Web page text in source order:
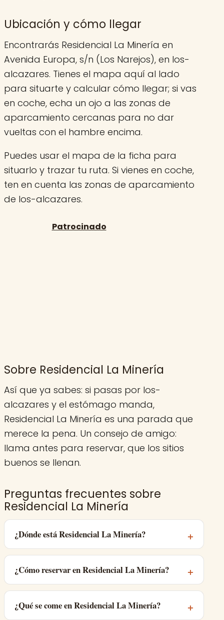
Ubicación y cómo llegar
Encontrarás Residencial La Minería en
Avenida Europa, s/n (Los Narejos), en los-
alcazares. Tienes el mapa aquí al lado
para situarte y calcular cómo llegar; si vas
en coche, echa un ojo a las zonas de
aparcamiento cercanas para no dar
vueltas con el hambre encima.
Puedes usar el mapa de la ficha para
situarlo y trazar tu ruta. Si vienes en coche,
ten en cuenta las zonas de aparcamiento
de los-alcazares.
Sobre Residencial La Minería
Así que ya sabes: si pasas por los-
alcazares y el estómago manda,
Residencial La Minería es una parada que
merece la pena. Un consejo de amigo:
llama antes para reservar, que los sitios
buenos se llenan.
Preguntas frecuentes sobre
Residencial La Minería
¿Dónde está Residencial La Minería?
¿Cómo reservar en Residencial La Minería?
¿Qué se come en Residencial La Minería?